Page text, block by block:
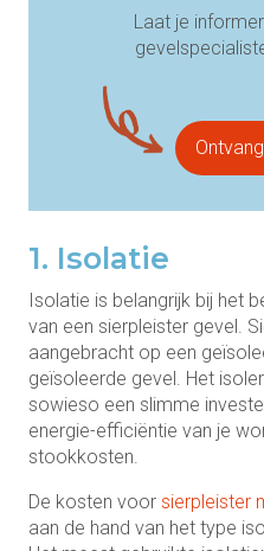
Laat je
1. Isolatie
Isolatie is belangrijk bij het
van een sierpleister gevel.
aangebracht op een
geïsoleerde gevel. Het
sowieso een slimme
energie-efficiëntie van je
stookkosten.
De kosten voor sierpleister
aan de hand van het type